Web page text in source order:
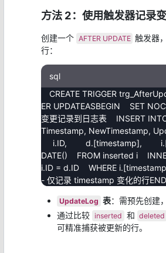
方法 2：使用触发器记录
创建一个 AFTER UPDATE 触发器
行：
sql
CREATE TRIGGER
ER UPDATEASBEGIN SET
变更记录到日志表 INSERT
Timestamp, NewTimestamp,
i.ID, d.[timestamp],
DATE() FROM inserted i
i.ID = d.ID WHERE
- 仅记录 timestamp 变化的行
UpdateLog 表：需预先创建
通过比较 inserted 和 deleted
可精准捕获被更新的行。